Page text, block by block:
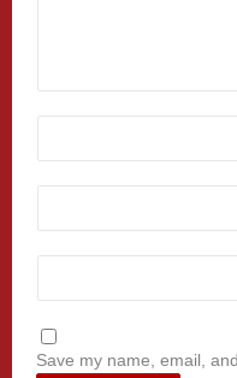
Save my name, email,